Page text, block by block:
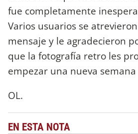
fue completamente
Varios usuarios se
mensaje y le agradecieron
que la fotografía retro les
empezar una nueva
OL.
EN ESTA NOTA